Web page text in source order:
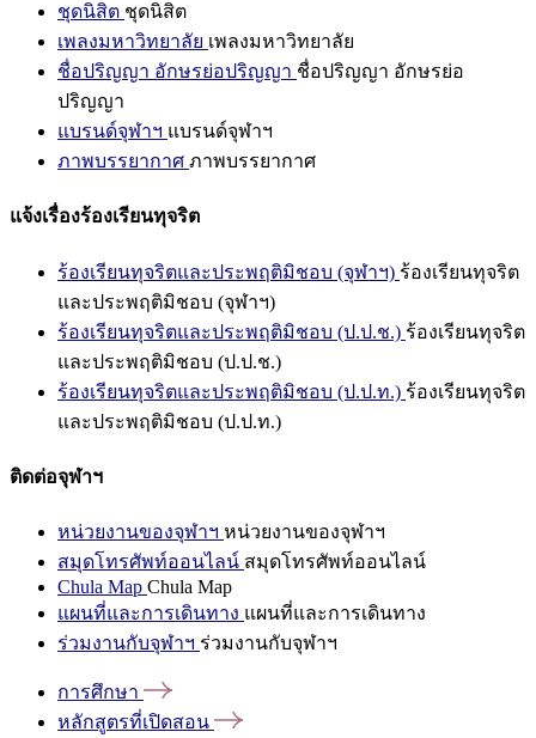
ชุดนิสิต ชุดนิสิต
เพลงมหาวิทยาลัย เพลงมหาวิทยาลัย
ชื่อปริญญา อักษรย่อปริญญา ชื่อปริญญา อักษรย่อ
ปริญญา
แบรนด์จุฬาฯ แบรนด์จุฬาฯ
ภาพบรรยากาศ ภาพบรรยากาศ
แจ้งเรื่องร้องเรียนทุจริต
ร้องเรียนทุจริตและประพฤติมิชอบ (จุฬาฯ) ร้องเรียนทุจริต
และประพฤติมิชอบ (จุฬาฯ)
ร้องเรียนทุจริตและประพฤติมิชอบ (ป.ป.ช.) ร้องเรียนทุจริต
และประพฤติมิชอบ (ป.ป.ช.)
ร้องเรียนทุจริตและประพฤติมิชอบ (ป.ป.ท.) ร้องเรียนทุจริต
และประพฤติมิชอบ (ป.ป.ท.)
ติดต่อจุฬาฯ
หน่วยงานของจุฬาฯ หน่วยงานของจุฬาฯ
สมุดโทรศัพท์ออนไลน์ สมุดโทรศัพท์ออนไลน์
Chula Map Chula Map
แผนที่และการเดินทาง แผนที่และการเดินทาง
ร่วมงานกับจุฬาฯ ร่วมงานกับจุฬาฯ
การศึกษา
หลักสูตรที่เปิดสอน